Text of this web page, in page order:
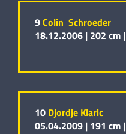
9Colin Schroeder
18.12.2006 | 202 cm |
10 Djordje Klaric
05.04.2009 | 191 cm |